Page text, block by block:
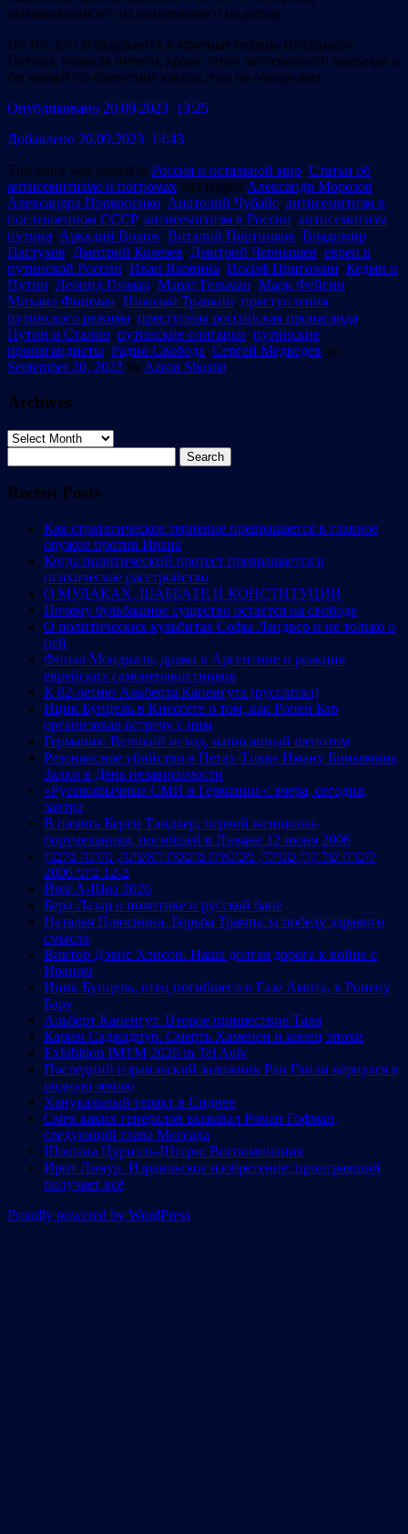
вытащившим его из заплеванного подъезда.
Но тот, кто вглядывается в мрачные бездны Владимира
Путина, никогда ничего, кроме этого заплеванного подъезда и
бегающей по блевотине крысы, там не обнаружит.
Опубликовано 20.09.2023 13:25
Добавлено 20.09.2023 14:43
This entry was posted in Россия и остальной мир, Статьи об
антисемитизме и погромах and tagged Александр Морозов,
Александра Прокопенко, Анатолий Чубайс, антисемитизм в
послевоенном СССР, антисемитизм в России, антисемитизм
путина, Аркадий Волож, Виталий Портников, Владимир
Пастухов, Дмитрий Колезев, Дмитрий Чернышев, евреи в
путинской России, Иван Яковина, Иосиф Пригожин, Кедми и
Путин, Леонид Гозман, Марат Гельман, Марк Фейгин,
Михаил Фишман, Николай Травкин, преступления
путинского режима, преступная российская пропаганда,
Путин и Сталин, путинские олигархи, путинские
пропагандисты, Радио Свобода, Сергей Медведев on
September 20, 2023 by Aaron Shustin.
Archives
Archives
for:
Recent Posts
Как стратегическое терпение превращается в главное
оружие против Ирана
Когда политический протест превращается в
психическое расстройство
О МУДАКАХ, ШАББАТЕ И КОНСТИТУЦИИ
Почему бульбашное существо остается на свободе
О политических кульбитах Софы Ландвер и не только о
ней
Финал Мондиаля, драма в Аргентине и реакция
еврейских самоненавистников
К 82-летию Альберта Капенгута (русс/итал)
Ицик Бунцель в Кнессете о том, как Ронен Бар
организовал встречу с ним
Германия: Великий исход, написанный шепотом
Резонансное убийство в Петах-Тикве Иману Биньямина
Залки в День независимости
«Русскоязычные СМИ в Германии»: вчера, сегодня,
завтра
В память Керен Тандлер, первой женщины-
бортмеханика, погибшей в Ливане 12 июня 2006
לזכרה של קרן טנדלר, מכונאית מוטסת ראשונה, נהרגה בלבנון
ב-12 ביוני 2006
Йом А-Шоа 2026
Берл Лазар о политике и русской бане
Наталья Плюснина. Борьба Трампа за победу здравого
смысла
Виктор Дэвис Хэнсон. Наша долгая дорога к войне с
Ираном
Ицик Бунцель, отец погибшего в Газе Амита, к Ронену
Бару
Альберт Капенгут. Второе пришествие Таля
Карим Саджадпур. Смерть Хаменеи и конец эпохи
Exhibition IMTM 2026 in Tel Aviv
Последний израильский заложник Ран Гвили вернулся в
родную землю
Ханукальный теракт в Сиднее
Смех каких генералов вызывал Роман Гофман,
следующий глава Моссада
Шошана Цуриэль-Штерн: Воспоминания
Ирит Линур. Израильское изобретение: проигравший
получает всё
Proudly powered by WordPress